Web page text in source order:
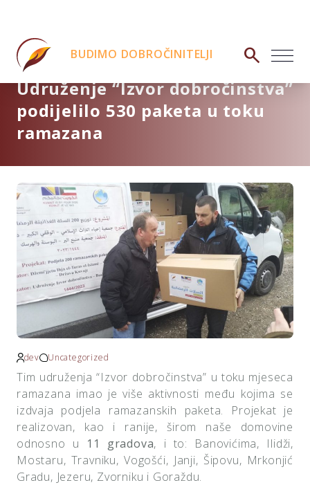
BUDIMO DOBROČINITELJI search
Udruženje “Izvor dobročinstva”
podijelilo 530 paketa u toku
ramazana
dev Uncategorized
Tim udruženja “Izvor dobročinstva” u toku mjeseca
ramazana imao je više aktivnosti među kojima se
izdvaja podjela ramazanskih paketa. Projekat je
realizovan, kao i ranije, širom naše domovine
odnosno u 11 gradova, i to: Banovićima, Ilidži,
Mostaru, Travniku, Vogošći, Janji, Šipovu, Mrkonjić
Gradu, Jezeru, Zvorniku i Goraždu.